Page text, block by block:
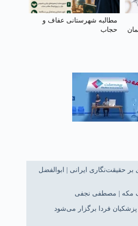
مطالبه شهرستانی عفاف و
حجاب
بر حقیقت‌نگاری ایرانی | ابوالفضل
مکه | مصطفی نجفی
فردا برگزار می‌شود